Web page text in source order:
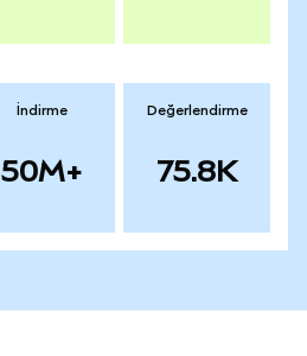
İndirme
50M+
Değerlendirme
75.8K